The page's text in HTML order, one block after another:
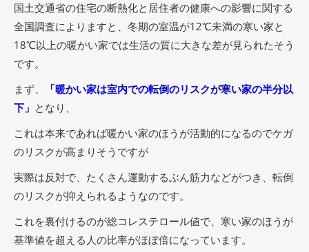
国土交通省の住宅の断熱化と居住者の健康への影響に関する
全国調査によりますと、冬期の室温が12℃未満の寒い家と
18℃以上の暖かい家では生活の質に大きな差が見られたそう
です。
まず、
「暖かい家は室内での転倒のリスクが寒い家の半分以
下」 となり、
これは本来であれば暖かい家のほうが活動的になるのでケガ
のリスクが高まりそうですが
実際は反対で、たくさん運動するぶん筋力などがつき、転倒
のリスクが抑えられるようなのです。
これを裏付けるのが総コレステロール値で、寒い家のほうが
基準値を超える人の比率がほぼ倍になっています。